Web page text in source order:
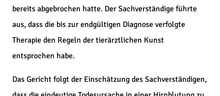
bereits abgebrochen hatte. Der Sachverständige führte
aus, dass die bis zur endgültigen Diagnose verfolgte
Therapie den Regeln der tierärztlichen Kunst
entsprochen habe.
Das Gericht folgt der Einschätzung des Sachverständigen,